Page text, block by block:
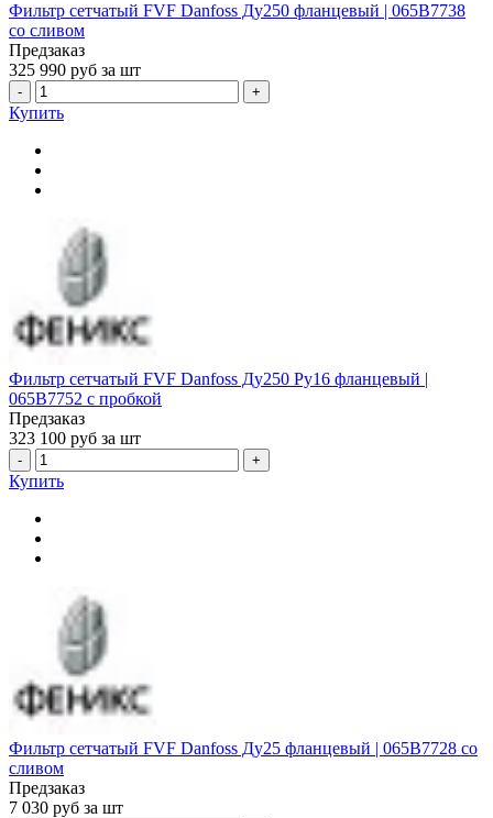
Фильтр сетчатый FVF Danfoss Ду250 фланцевый | 065B7738
со сливом
Предзаказ
325 990 руб за шт
- +
Купить
Фильтр сетчатый FVF Danfoss Ду250 Ру16 фланцевый |
065B7752 с пробкой
Предзаказ
323 100 руб за шт
- +
Купить
Фильтр сетчатый FVF Danfoss Ду25 фланцевый | 065B7728 со
сливом
Предзаказ
7 030 руб за шт